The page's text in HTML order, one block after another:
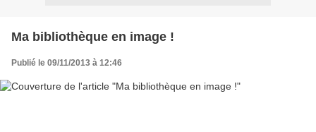
Ma bibliothèque en image !
Publié le 09/11/2013 à 12:46